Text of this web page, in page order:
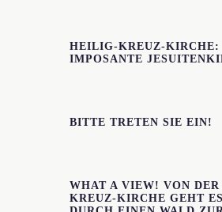
HEILIG-KREUZ-KIRCHE:
IMPOSANTE
BITTE TRETEN SIE EIN!
WHAT A VIEW! VON
KREUZ-KIRCHE GEHT